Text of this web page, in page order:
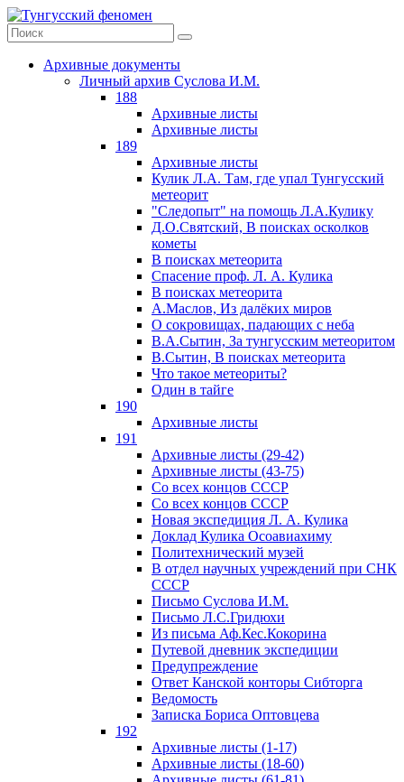
Архивные документы
Личный архив Суслова И.М.
188
Архивные листы
Архивные листы
189
Архивные листы
Кулик Л.А. Там, где упал Тунгусский
метеорит
"Следопыт" на помощь Л.А.Кулику
Д.О.Святский, В поисках осколков
кометы
В поисках метеорита
Спасение проф. Л. А. Кулика
В поисках метеорита
А.Маслов, Из далёких миров
О сокровищах, падающих с неба
В.А.Сытин, За тунгусским метеоритом
В.Сытин, В поисках метеорита
Что такое метеориты?
Один в тайге
190
Архивные листы
191
Архивные листы (29-42)
Архивные листы (43-75)
Со всех концов СССР
Со всех концов СССР
Новая экспедиция Л. А. Кулика
Доклад Кулика Осоавиахиму
Политехнический музей
В отдел научных учреждений при СНК
СССР
Письмо Суслова И.М.
Письмо Л.С.Гридюхи
Из письма Аф.Кес.Кокорина
Путевой дневник экспедиции
Предупреждение
Ответ Канской конторы Сибторга
Ведомость
Записка Бориса Оптовцева
192
Архивные листы (1-17)
Архивные листы (18-60)